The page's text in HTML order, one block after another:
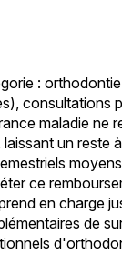
:
consultations
maladie ne
un reste
ce
en charge
de